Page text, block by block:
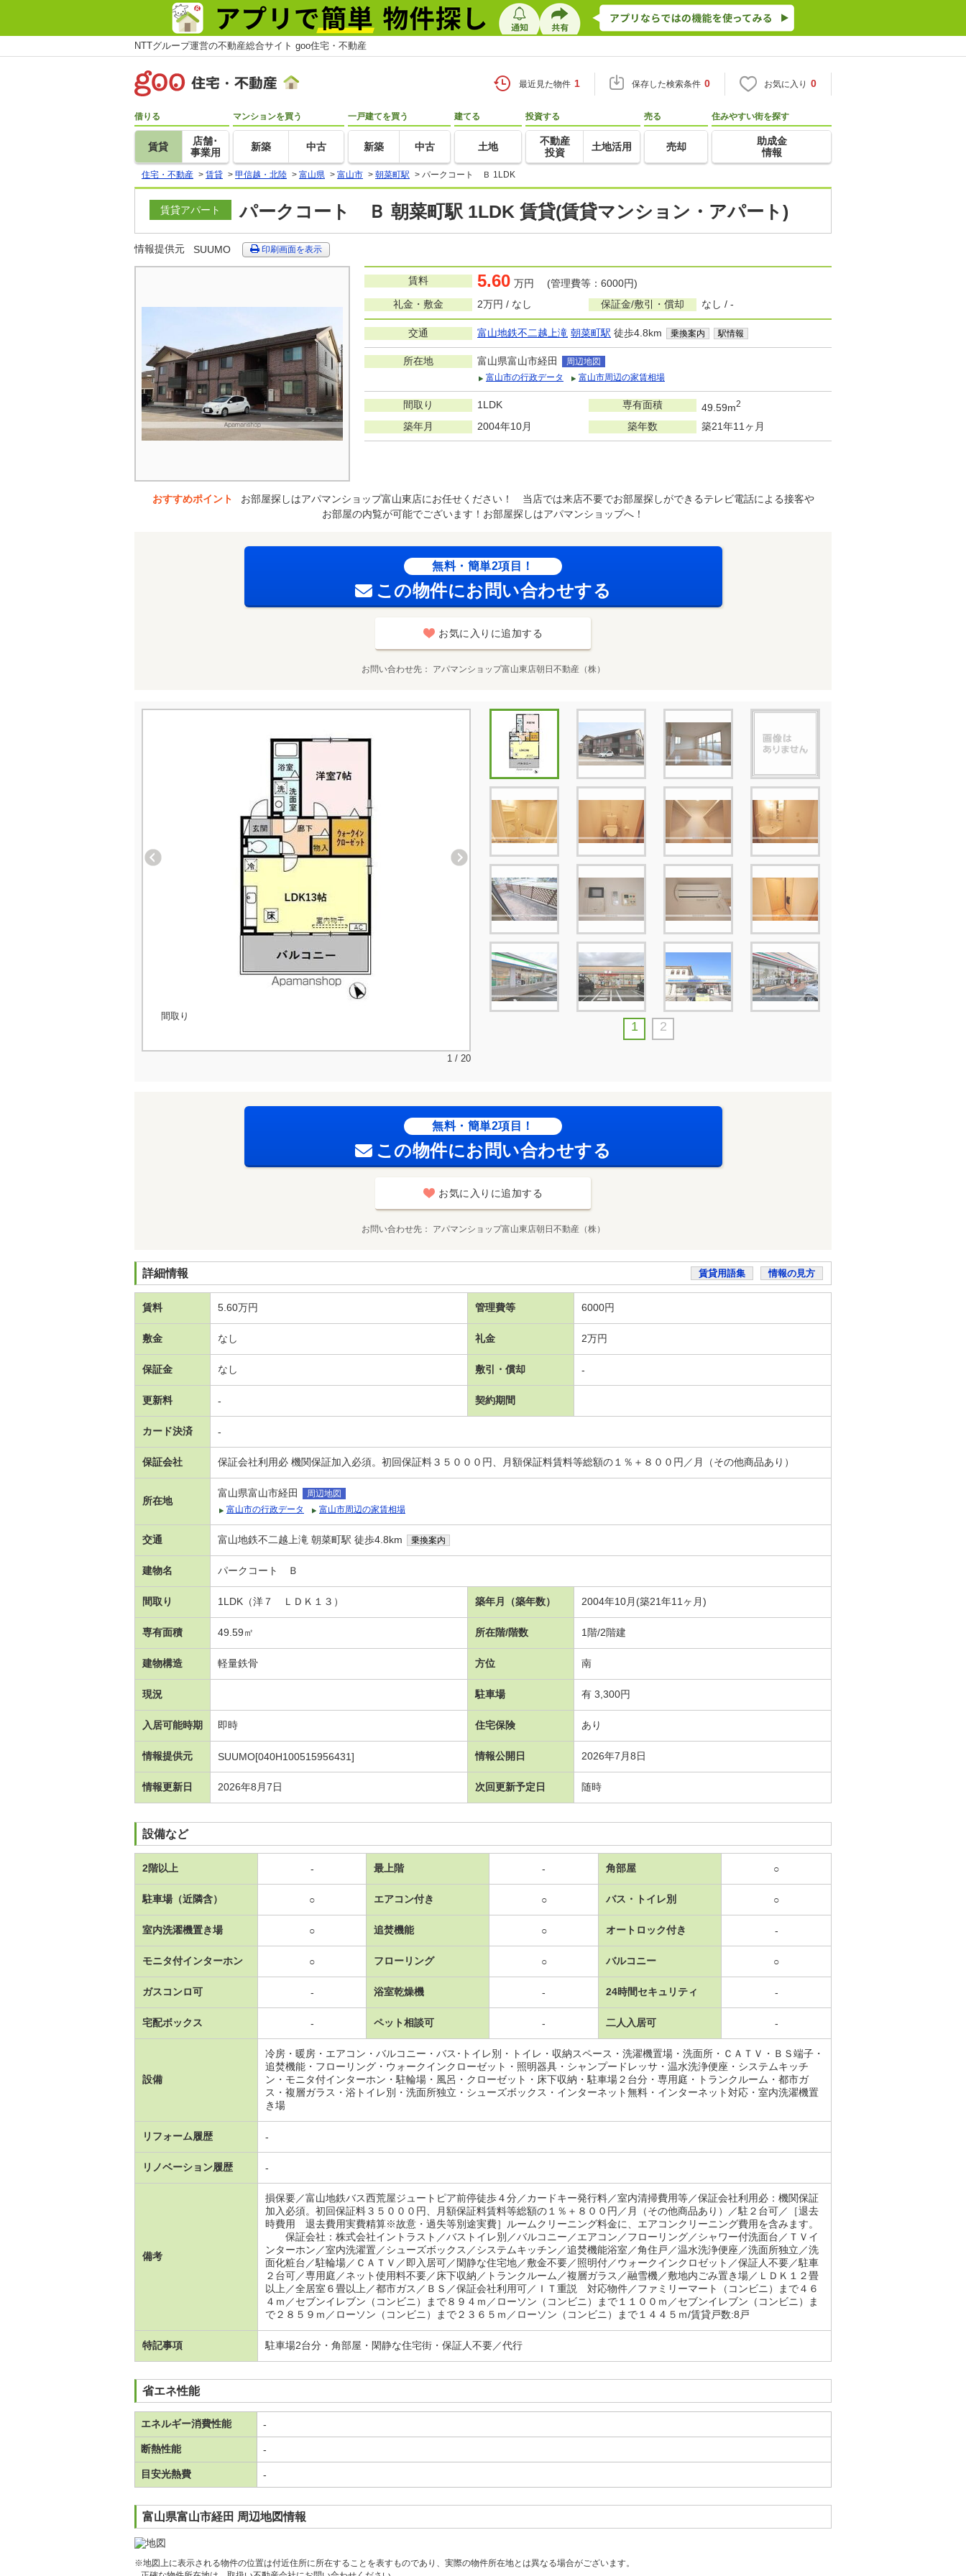
NTTグループ運営の不動産総合サイト goo住宅・不動産
最近見た物件 1 保存した検索条件 0 お気に入り 0
借りる
賃貸
店舗･
事業用
マンションを買う
新築 中古
一戸建てを買う
新築 中古
建てる
土地
投資する
不動産
投資
土地活用
売る
売却
住みやすい街を探す
助成金
情報
住宅・不動産 > 賃貸 > 甲信越・北陸 > 富山県 > 富山市 > 朝菜町駅 > パークコート Ｂ 1LDK
賃貸アパート パークコート Ｂ 朝菜町駅 1LDK 賃貸(賃貸マンション・アパート)
情報提供元 SUUMO 印刷画面を表示
賃料 5.60 万円 (管理費等：6000円)
礼金・敷金
2万円 / なし 保証金/敷引・償却 なし / -
交通 富山地鉄不二越上滝 朝菜町駅 徒歩4.8km 乗換案内 駅情報
所在地 富山県富山市経田
周辺地図
富山市の行政データ
富山市周辺の家賃相場
間取り 1LDK 専有面積 49.59m2
築年月 2004年10月 築年数 築21年11ヶ月
おすすめポイント
お部屋探しはアパマンショップ富山東店にお任せください！ 当店では来店不要でお部屋探しができるテレビ電話による接客や
お部屋の内覧が可能でございます！お部屋探しはアパマンショップへ！
無料・簡単2項目！
この物件にお問い合わせする
お気に入りに追加する
お問い合わせ先 アパマンショップ富山東店朝日不動産（株）
間取り
1 / 20
1 2
無料・簡単2項目！
この物件にお問い合わせする
お気に入りに追加する
お問い合わせ先 アパマンショップ富山東店朝日不動産（株）
詳細情報 賃貸用語集 情報の見方
賃料 5.60万円 管理費等 6000円
敷金 なし 礼金 2万円
保証金 なし 敷引・償却 -
更新料 - 契約期間
カード決済 -
保証会社 保証会社利用必 機関保証加入必須。初回保証料３５０００円、月額保証料賃料等総額の１％＋８００円／月（その他商品あり）
所在地
富山県富山市経田
周辺地図
富山市の行政データ
富山市周辺の家賃相場
交通 富山地鉄不二越上滝 朝菜町駅 徒歩4.8km 乗換案内
建物名 パークコート Ｂ
間取り 1LDK（洋７ ＬＤＫ１３） 築年月（築年数） 2004年10月(築21年11ヶ月)
専有面積 49.59㎡ 所在階/階数 1階/2階建
建物構造 軽量鉄骨 方位 南
現況 駐車場 有 3,300円
入居可能時期 即時 住宅保険 あり
情報提供元 SUUMO[040H100515956431] 情報公開日 2026年7月8日
情報更新日 2026年8月7日 次回更新予定日 随時
設備など
2階以上 - 最上階 - 角部屋 ○
駐車場（近隣含） ○ エアコン付き ○ バス・トイレ別 ○
室内洗濯機置き場 ○ 追焚機能 ○ オートロック付き -
モニタ付インターホン ○ フローリング ○ バルコニー ○
ガスコンロ可 - 浴室乾燥機 - 24時間セキュリティ -
宅配ボックス - ペット相談可 - 二人入居可 -
設備
冷房・暖房・エアコン・バルコニー・バス･トイレ別・トイレ・収納スペース・洗濯機置場・洗面所・ＣＡＴＶ・ＢＳ端子・
追焚機能・フローリング・ウォークインクローゼット・照明器具・シャンプードレッサ・温水洗浄便座・システムキッチ
ン・モニタ付インターホン・駐輪場・風呂・クローゼット・床下収納・駐車場２台分・専用庭・トランクルーム・都市ガ
ス・複層ガラス・浴トイレ別・洗面所独立・シューズボックス・インターネット無料・インターネット対応・室内洗濯機置
き場
リフォーム履歴 -
リノベーション履歴 -
備考
損保要／富山地鉄バス西荒屋ジュートピア前停徒歩４分／カードキー発行料／室内清掃費用等／保証会社利用必：機関保証
加入必須。初回保証料３５０００円、月額保証料賃料等総額の１％＋８００円／月（その他商品あり）／駐２台可／［退去
時費用 退去費用実費精算※故意・過失等別途実費］ルームクリーニング料金に、エアコンクリーニング費用を含みます。
保証会社：株式会社イントラスト／バストイレ別／バルコニー／エアコン／フローリング／シャワー付洗面台／ＴＶイ
ンターホン／室内洗濯置／シューズボックス／システムキッチン／追焚機能浴室／角住戸／温水洗浄便座／洗面所独立／洗
面化粧台／駐輪場／ＣＡＴＶ／即入居可／閑静な住宅地／敷金不要／照明付／ウォークインクロゼット／保証人不要／駐車
２台可／専用庭／ネット使用料不要／床下収納／トランクルーム／複層ガラス／融雪機／敷地内ごみ置き場／ＬＤＫ１２畳
以上／全居室６畳以上／都市ガス／ＢＳ／保証会社利用可／ＩＴ重説 対応物件／ファミリーマート（コンビニ）まで４６
４ｍ／セブンイレブン（コンビニ）まで８９４ｍ／ローソン（コンビニ）まで１１００ｍ／セブンイレブン（コンビニ）ま
で２８５９ｍ／ローソン（コンビニ）まで２３６５ｍ／ローソン（コンビニ）まで１４４５ｍ/賃貸戸数:8戸
特記事項 駐車場2台分・角部屋・閑静な住宅街・保証人不要／代行
省エネ性能
エネルギー消費性能 -
断熱性能 -
目安光熱費 -
富山県富山市経田 周辺地図情報
※地図上に表示される物件の位置は付近住所に所在することを表すものであり、実際の物件所在地とは異なる場合がございます。